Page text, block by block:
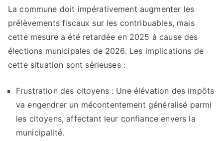
La commune doit impérativement augmenter les
prélèvements fiscaux sur les contribuables, mais
cette mesure a été retardée en 2025 à cause des
élections municipales de 2026. Les implications de
cette situation sont sérieuses :
Frustration des citoyens : Une élévation des impôts
va engendrer un mécontentement généralisé parmi
les citoyens, affectant leur confiance envers la
municipalité.